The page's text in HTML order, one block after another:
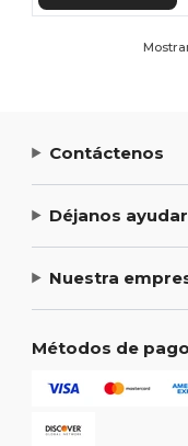
Contáctenos
Déjanos
Nuestra
Métodos de pago